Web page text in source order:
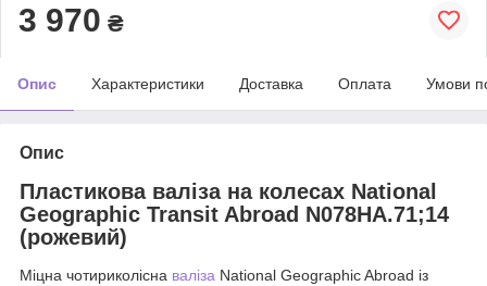
3 970 ₴
Опис Характеристики Доставка Оплата Умови
Опис
Пластикова валіза на колесах National
Geographic Transit Abroad N078HA.71;14
(рожевий)
Міцна чотириколісна валіза National Geographic Abroad із